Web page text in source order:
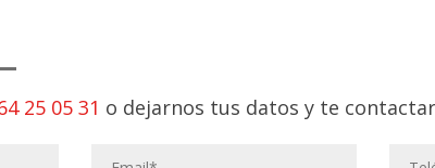
25 05 31 o dejarnos tus datos y te